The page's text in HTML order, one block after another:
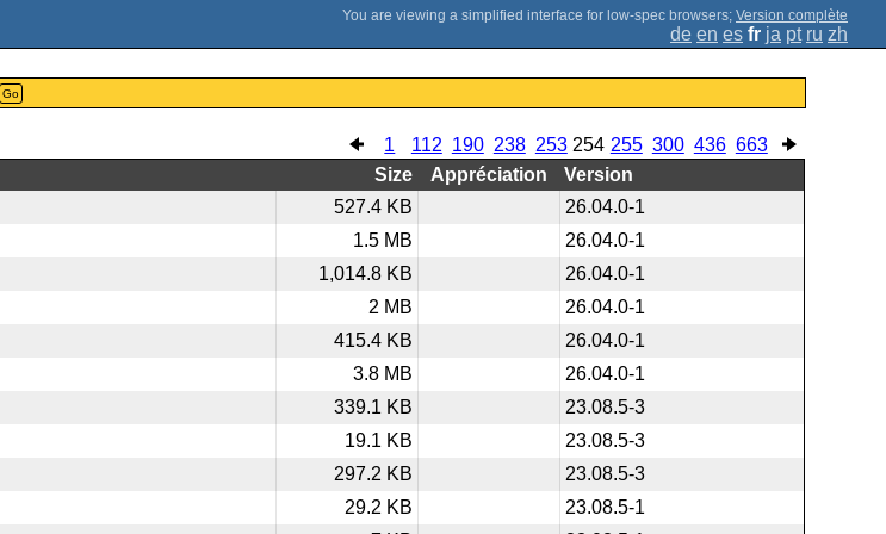
; Version complète
de en es fr ja pt ru zh
Go
1 112 190 238 253 254 255 300 436 663
Size Appréciation
Version
527.4 KB
26.04.0-1
1.5 MB
26.04.0-1
1,014.8 KB
26.04.0-1
2 MB
26.04.0-1
415.4 KB
26.04.0-1
3.8 MB
26.04.0-1
339.1 KB
23.08.5-3
19.1 KB
23.08.5-3
297.2 KB
23.08.5-3
29.2 KB
23.08.5-1